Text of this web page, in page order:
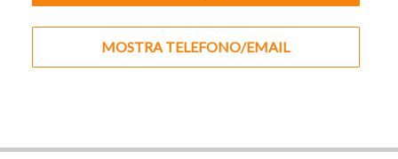
MOSTRA TELEFONO/EMAIL